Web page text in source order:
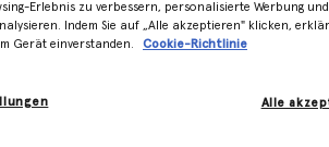
Erlebnis zu verbessern, personalisierte Werbung
Indem Sie auf „Alle akzeptieren" klicken,
Gerät einverstanden.
Cookie-Richtlinie
Alle